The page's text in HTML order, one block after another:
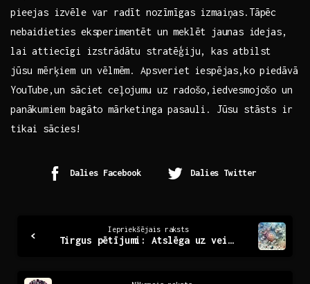
pieejas izvēle var radīt nozīmīgas izmaiņas.Tāpēc
nebaidieties eksperimentēt un meklēt ⁣jaunas⁢ idejas,
‍lai attiecīgi izstrādātu stratēģiju, kas ​atbilst​
jūsu⁣ mērķiem‌ un vēlmēm.‌ Apsveriet iespējas,ko piedāvā
‌YouTube,un ​sāciet ceļojumu uz ‍radošo,iedvesmojošo ⁣un
‌panākumiem ‍bagāto mārketinga ​pasauli. ⁢Jūsu ​stāsts ir
tikai sācies!
Dalies Facebook Dalies Twitter
Reading
Iepriekšējais raksts
Tirgus pētījumi: Atslēga uz veiksmīgu uzņēmējdarbību